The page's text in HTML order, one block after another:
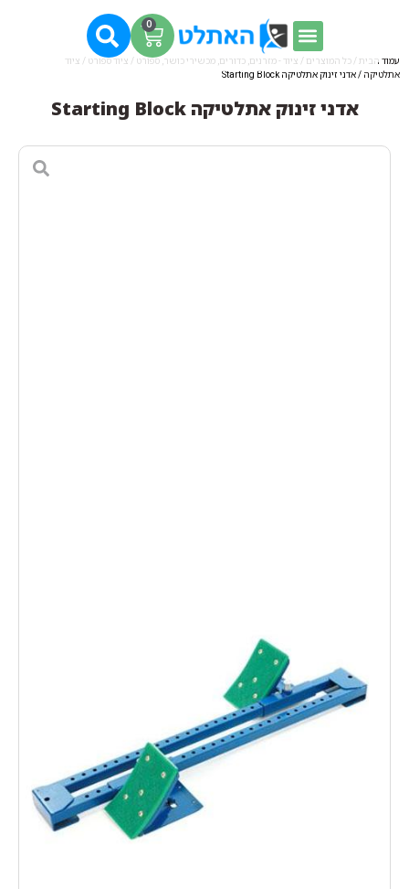
0
עמוד הבית / כל המוצרים / ציוד - מזרנים, כדורים, מכשירי כושר, ספורט / ציוד ספורט / ציוד
אתלטיקה / אדני זינוק אתלטיקה Starting Block
אדני זינוק אתלטיקה Starting Block